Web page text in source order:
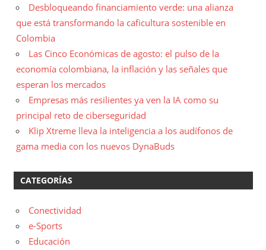
Desbloqueando financiamiento verde: una alianza
que está transformando la caficultura sostenible en
Colombia
Las Cinco Económicas de agosto: el pulso de la
economía colombiana, la inflación y las señales que
esperan los mercados
Empresas más resilientes ya ven la IA como su
principal reto de ciberseguridad
Klip Xtreme lleva la inteligencia a los audífonos de
gama media con los nuevos DynaBuds
CATEGORÍAS
Conectividad
e-Sports
Educación